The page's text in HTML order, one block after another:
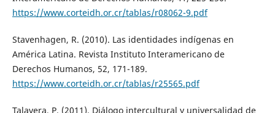
https://www.corteidh.or.cr/tablas/r08062-9.pdf
Stavenhagen, R. (2010). Las identidades indígenas en
América Latina. Revista Instituto Interamericano de
Derechos Humanos, 52, 171-189.
https://www.corteidh.or.cr/tablas/r25565.pdf
Talavera, P. (2011). Diálogo intercultural y universalidad de